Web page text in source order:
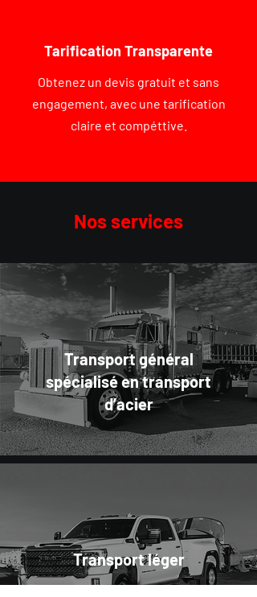
Tarification Transparente
Obtenez un devis gratuit et sans
engagement, avec une tarification
claire et compéttive.
Nos services
Transport général
spécialisé en transport
d’acier
Transport léger